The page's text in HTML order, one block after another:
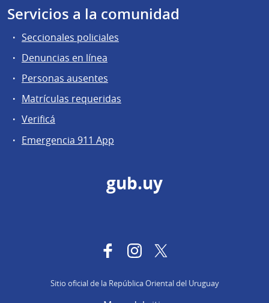
Servicios a la comunidad
Seccionales policiales
Denuncias en línea
Personas ausentes
Matrículas requeridas
Verificá
Emergencia 911 App
gub.uy
FacebookInstagram
Sitio oficial de la República Oriental del Uruguay